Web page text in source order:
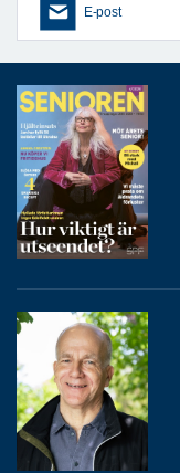
E-post